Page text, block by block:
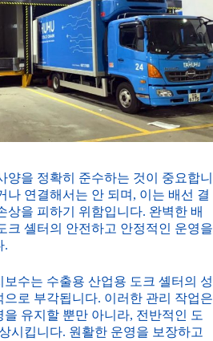
양을 정확히 준수하는 것이 중요합니
나 연결해서는 안 되며, 이는 배선 결
상을 피하기 위함입니다. 완벽한 배
크 셸터의 안전하고 안정적인 운영을
.
수는 수출용 산업용 도크 셸터의 성
로 부각됩니다. 이러한 관리 작업은
유지할 뿐만 아니라, 전반적인 도
시킵니다. 원활한 운영을 보장하고